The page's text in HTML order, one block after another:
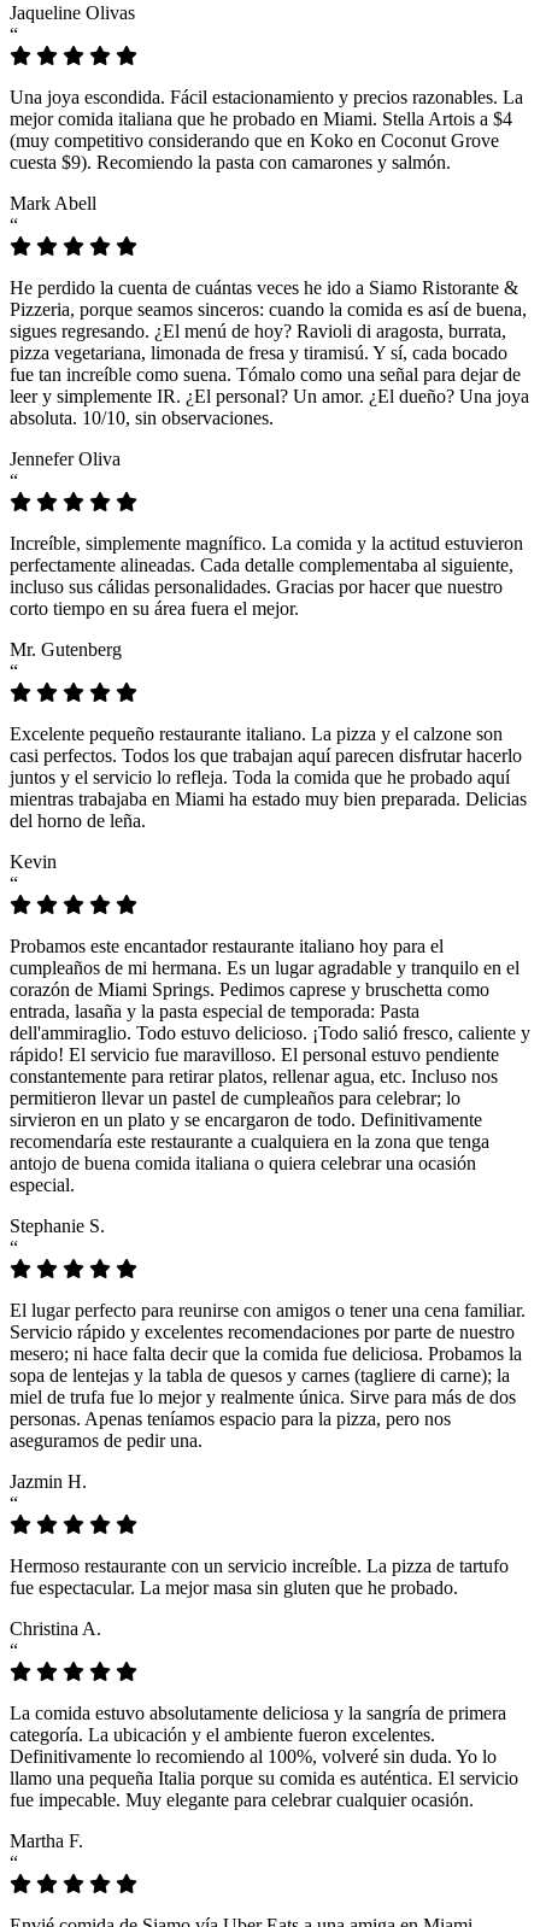
Jaqueline Olivas
“
Una joya escondida. Fácil estacionamiento y precios razonables. La
mejor comida italiana que he probado en Miami. Stella Artois a $4
(muy competitivo considerando que en Koko en Coconut Grove
cuesta $9). Recomiendo la pasta con camarones y salmón.
Mark Abell
“
He perdido la cuenta de cuántas veces he ido a Siamo Ristorante &
Pizzeria, porque seamos sinceros: cuando la comida es así de buena,
sigues regresando. ¿El menú de hoy? Ravioli di aragosta, burrata,
pizza vegetariana, limonada de fresa y tiramisú. Y sí, cada bocado
fue tan increíble como suena. Tómalo como una señal para dejar de
leer y simplemente IR. ¿El personal? Un amor. ¿El dueño? Una joya
absoluta. 10/10, sin observaciones.
Jennefer Oliva
“
Increíble, simplemente magnífico. La comida y la actitud estuvieron
perfectamente alineadas. Cada detalle complementaba al siguiente,
incluso sus cálidas personalidades. Gracias por hacer que nuestro
corto tiempo en su área fuera el mejor.
Mr. Gutenberg
“
Excelente pequeño restaurante italiano. La pizza y el calzone son
casi perfectos. Todos los que trabajan aquí parecen disfrutar hacerlo
juntos y el servicio lo refleja. Toda la comida que he probado aquí
mientras trabajaba en Miami ha estado muy bien preparada. Delicias
del horno de leña.
Kevin
“
Probamos este encantador restaurante italiano hoy para el
cumpleaños de mi hermana. Es un lugar agradable y tranquilo en el
corazón de Miami Springs. Pedimos caprese y bruschetta como
entrada, lasaña y la pasta especial de temporada: Pasta
dell'ammiraglio. Todo estuvo delicioso. ¡Todo salió fresco, caliente y
rápido! El servicio fue maravilloso. El personal estuvo pendiente
constantemente para retirar platos, rellenar agua, etc. Incluso nos
permitieron llevar un pastel de cumpleaños para celebrar; lo
sirvieron en un plato y se encargaron de todo. Definitivamente
recomendaría este restaurante a cualquiera en la zona que tenga
antojo de buena comida italiana o quiera celebrar una ocasión
especial.
Stephanie S.
“
El lugar perfecto para reunirse con amigos o tener una cena familiar.
Servicio rápido y excelentes recomendaciones por parte de nuestro
mesero; ni hace falta decir que la comida fue deliciosa. Probamos la
sopa de lentejas y la tabla de quesos y carnes (tagliere di carne); la
miel de trufa fue lo mejor y realmente única. Sirve para más de dos
personas. Apenas teníamos espacio para la pizza, pero nos
aseguramos de pedir una.
Jazmin H.
“
Hermoso restaurante con un servicio increíble. La pizza de tartufo
fue espectacular. La mejor masa sin gluten que he probado.
Christina A.
“
La comida estuvo absolutamente deliciosa y la sangría de primera
categoría. La ubicación y el ambiente fueron excelentes.
Definitivamente lo recomiendo al 100%, volveré sin duda. Yo lo
llamo una pequeña Italia porque su comida es auténtica. El servicio
fue impecable. Muy elegante para celebrar cualquier ocasión.
Martha F.
“